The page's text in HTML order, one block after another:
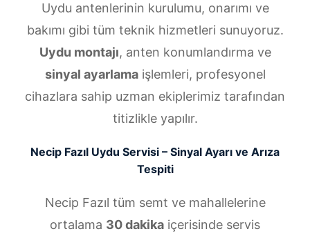
Uydu antenlerinin kurulumu, onarımı ve
bakımı gibi tüm teknik hizmetleri sunuyoruz.
Uydu montajı, anten konumlandırma ve
sinyal ayarlamaişlemleri, profesyonel
cihazlara sahip uzman ekiplerimiz tarafından
titizlikle yapılır.
Necip Fazıl Uydu Servisi – Sinyal Ayarı ve Arıza
Tespiti
Necip Fazıl tüm semt ve mahallelerine
ortalama 30 dakika içerisinde servis